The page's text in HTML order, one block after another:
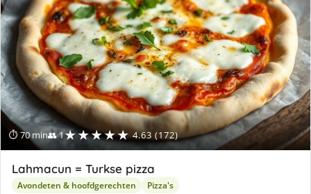
⏱ 70 min👥 1★★★★★ 4.63 (172)
Lahmacun = Turkse pizza
Avondeten & hoofdgerechten Pizza's